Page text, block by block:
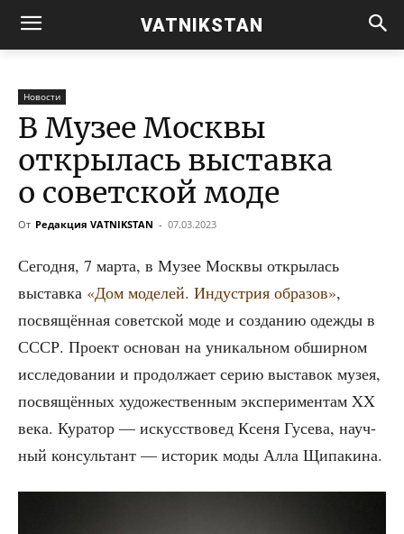
VATNIKSTAN
Новости
В Музее Москвы
открылась выставка
о советской моде
От Редакция VATNIKSTAN - 07.03.2023
Сего­дня, 7 мар­та, в Музее Моск­вы откры­лась
выстав­ка «Дом моде­лей. Инду­стрия обра­зов»,
посвя­щён­ная совет­ской моде и созда­нию одеж­ды в
СССР. Про­ект осно­ван на уни­каль­ном обшир­ном
иссле­до­ва­нии и про­дол­жа­ет серию выста­вок музея,
посвя­щён­ных худо­же­ствен­ным экс­пе­ри­мен­там XX
века. Кура­тор — искус­ство­вед Ксе­ня Гусе­ва, науч­
ный кон­суль­тант — исто­рик моды Алла Щипакина.